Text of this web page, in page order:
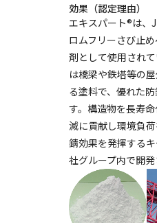
効果（認定理由）
エキスパート®は、
ロムフリーさび止
剤として使用され
は橋梁や鉄塔等の
る塗料で、優れた
す。構造物を長寿
減に貢献し環境負
錆効果を発揮する
社グループ内で開発